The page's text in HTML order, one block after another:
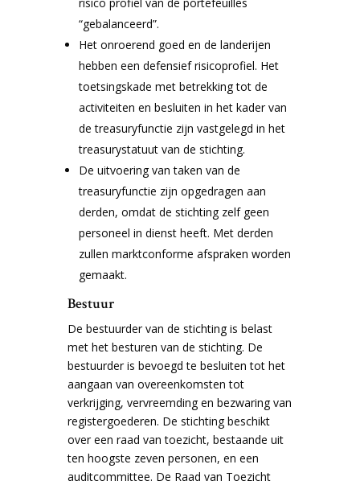
“gebalanceerd”.
Het onroerend goed en de landerijen
hebben een defensief risicoprofiel. Het
toetsingskade met betrekking tot de
activiteiten en besluiten in het kader van
de treasuryfunctie zijn vastgelegd in het
treasurystatuut van de stichting.
De uitvoering van taken van de
treasuryfunctie zijn opgedragen aan
derden, omdat de stichting zelf geen
personeel in dienst heeft. Met derden
zullen marktconforme afspraken worden
gemaakt.
Bestuur
De bestuurder van de stichting is belast
met het besturen van de stichting. De
bestuurder is bevoegd te besluiten tot het
aangaan van overeenkomsten tot
verkrijging, vervreemding en bezwaring van
registergoederen. De stichting beschikt
over een raad van toezicht, bestaande uit
ten hoogste zeven personen, en een
auditcommittee. De Raad van Toezicht